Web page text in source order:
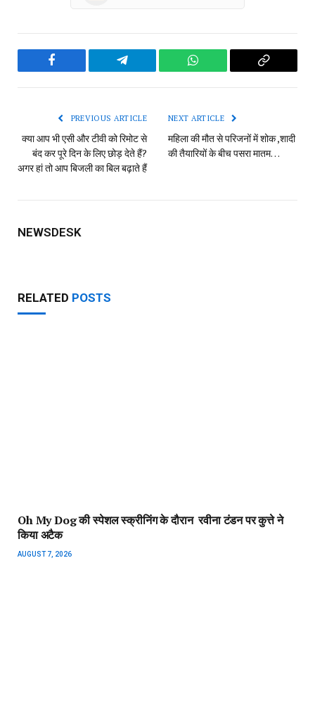
Facebook Telegram WhatsApp
Copy
PREVIOUS ARTICLE
क्या आप भी एसी और टीवी को रिमोट से
बंद कर पूरे दिन के लिए छोड़ देते हैं?
अगर हां तो आप बिजली का बिल बढ़ाते हैं
NEXT ARTICLE
महिला की मौत से परिजनों में शोक ,शादी
की तैयारियों के बीच पसरा मातम…
NEWSDESK
RELATED POSTS
Oh My Dog की स्पेशल स्क्रीनिंग के दौरान रवीना टंडन पर कुत्ते ने
किया अटैक
AUGUST 7, 2026